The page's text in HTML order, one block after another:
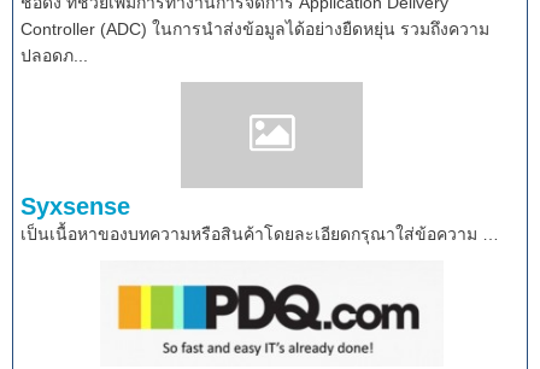
Controller (ADC) ในการนำส่งข้อมูลได้อย่างยืดหยุ่น รวมถึงความ
ปลอดภ...
Syxsense
เป็นเนื้อหาของบทความหรือสินค้าโดยละเอียดกรุณาใส่ข้อความ …